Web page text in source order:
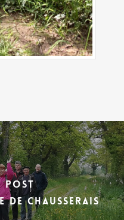
Post
de Chausserais